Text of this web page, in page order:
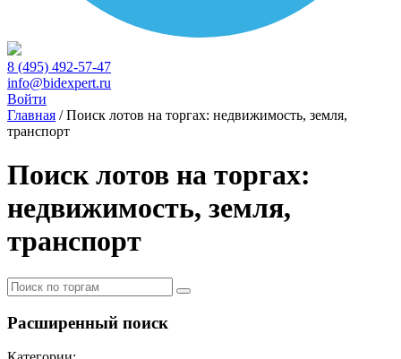
8 (495) 492-57-47
info@bidexpert.ru
Войти
Главная /Поиск лотов на торгах: недвижимость, земля,
транспорт
Поиск лотов на торгах:
недвижимость, земля,
транспорт
Расширенный поиск